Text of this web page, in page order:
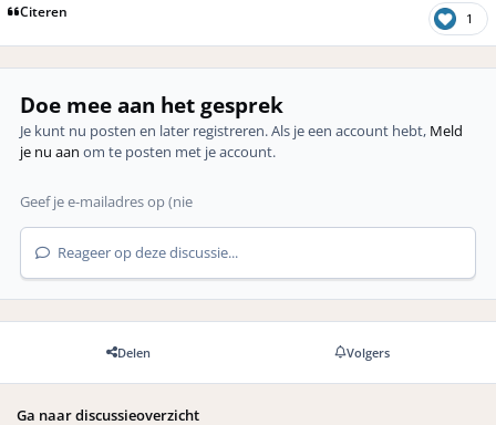
Citeren 1
Doe mee aan het gesprek
Je kunt nu posten en later registreren. Als je een account hebt, Meld
je nu aan om te posten met je account.
Reageer op deze discussie...
Delen Volgers
Ga naar discussieoverzicht